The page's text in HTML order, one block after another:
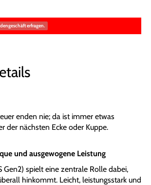
erfragen.
enden nie; da ist immer etwas
der nächsten Ecke oder Kuppe.
und ausgewogene Leistung
Gen2) spielt eine zentrale Rolle dabei,
hinkommt. Leicht, leistungsstark und